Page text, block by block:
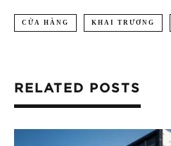
CỬA HÀNG KHAI TRƯƠNG
RELATED POSTS